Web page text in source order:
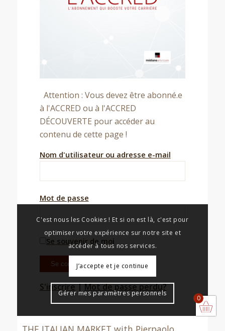
Attention : Vous devez être abonné.e
à l'ACCRED ou à l'ACCRED
DÉCOUVERTE pour accéder au
contenu de cette page !
Nom d'utilisateur ou adresse e-mail
Mot de passe
Se souvenir de moi
S'inscrire|Mot de passe perdu?
Débutant.e ou sortant.e d’une école d’art dramatique
Liste A – Acteur ou Actrice tournant régulièrement
Témoignages
Nos partenaires
Les Lives Médiane
Liste des festivals professionnels
Annuaire de photographes
Générales de Vente et d’Utilisation en ligne-Politique de
C'est nous les Cookies ! Et si on est là, c'est pour
optimiser votre expérience sur notre site et
accéder à tous nos services.
J’accepte et je continue
Gérer mes paramètres personnels
0